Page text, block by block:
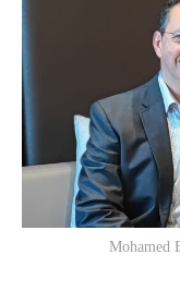
Mohamed